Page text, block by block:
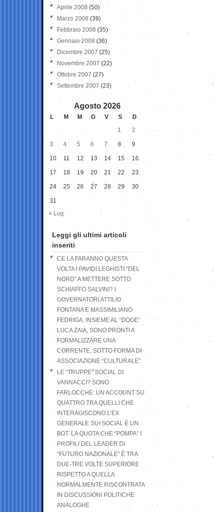
Aprile 2008 (50)
Marzo 2008 (39)
Febbraio 2008 (35)
Gennaio 2008 (36)
Dicembre 2007 (25)
Novembre 2007 (22)
Ottobre 2007 (27)
Settembre 2007 (23)
Agosto 2026
L M M G V S
D
1
2
3 4 5 6 7 8 9
10 11 12 13 14 15 16
17 18 19 20 21 22 23
24 25 26 27 28 29 30
31
« Lug
Leggi gli ultimi articoli
inseriti
CE LA FARANNO QUESTA
VOLTA I PAVIDI LEGHISTI “DEL
NORD” A METTERE SOTTO
SCHIAFFO SALVINI? I
GOVERNATORI ATTILIO
FONTANA E MASSIMILIANO
FEDRIGA, INSIEME AL “DOGE”
LUCA ZAIA, SONO PRONTI A
FORMALIZZARE UNA
CORRENTE, SOTTO FORMA DI
ASSOCIAZIONE “CULTURALE”
LE “TRUPPE” SOCIAL DI
VANNACCI? SONO
FARLOCCHE: UN ACCOUNT SU
QUATTRO TRA QUELLI CHE
INTERAGISCONO L’EX
GENERALE SUI SOCIAL È UN
BOT. LA QUOTA CHE “POMPA” I
PROFILI DEL LEADER DI
“FUTURO NAZIONALE” È TRA
DUE-TRE VOLTE SUPERIORE
RISPETTO A QUELLA
NORMALMENTE RISCONTRATA
IN DISCUSSIONI POLITICHE
ANALOGHE